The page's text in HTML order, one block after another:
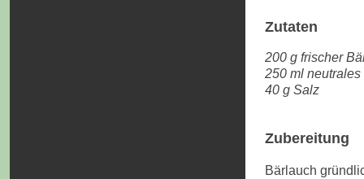
Zutaten
200 g frischer
250 ml
40 g Salz
Zubereitung
Bärlauch